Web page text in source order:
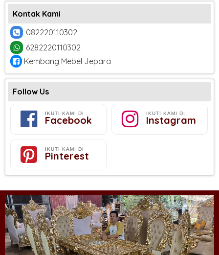
Kontak Kami
082220110302
6282220110302
Kembang Mebel Jepara
Follow Us
IKUTI KAMI DI
Facebook
IKUTI KAMI DI
Instagram
IKUTI KAMI DI
Pinterest